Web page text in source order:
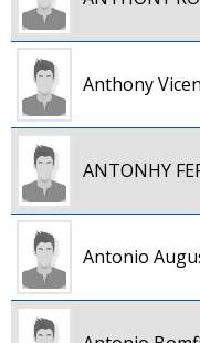
Anthony
ANTONHY
Antonio